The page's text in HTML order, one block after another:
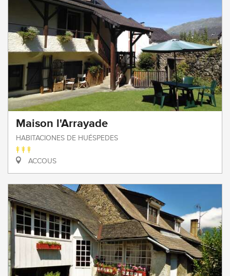
Maison l'Arrayade
HABITACIONES DE HUÉSPEDES
ACCOUS